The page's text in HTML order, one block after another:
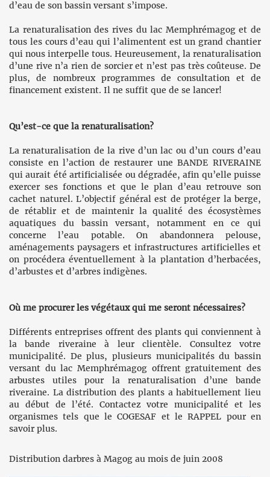
d’eau de son bassin versant s’impose.
La renaturalisation des rives du lac Memphrémagog et de
tous les cours d’eau qui l’alimentent est un grand chantier
qui nous interpelle tous. Heureusement, la renaturalisation
d’une rive n’a rien de sorcier et n’est pas très coûteuse. De
plus, de nombreux programmes de consultation et de
financement existent. Il ne suffit que de se lancer!
Qu’est-ce que la renaturalisation?
La renaturalisation de la rive d’un lac ou d’un cours d’eau
consiste en l’action de restaurer une BANDE RIVERAINE
qui aurait été artificialisée ou dégradée, afin qu’elle puisse
exercer ses fonctions et que le plan d’eau retrouve son
cachet naturel. L’objectif général est de protéger la berge,
de rétablir et de maintenir la qualité des écosystèmes
aquatiques du bassin versant, notamment en ce qui
concerne l’eau potable. On abandonnera pelouse,
aménagements paysagers et infrastructures artificielles et
on procédera éventuellement à la plantation d’herbacées,
d’arbustes et d’arbres indigènes.
Où me procurer les végétaux qui me seront nécessaires?
Différents entreprises offrent des plants qui conviennent à
la bande riveraine à leur clientèle. Consultez votre
municipalité. De plus, plusieurs municipalités du bassin
versant du lac Memphrémagog offrent gratuitement des
arbustes utiles pour la renaturalisation d’une bande
riveraine. La distribution des plants a habituellement lieu
au début de l’été. Contactez votre municipalité et les
organismes tels que le COGESAF et le RAPPEL pour en
savoir plus.
Distribution darbres à Magog au mois de juin 2008